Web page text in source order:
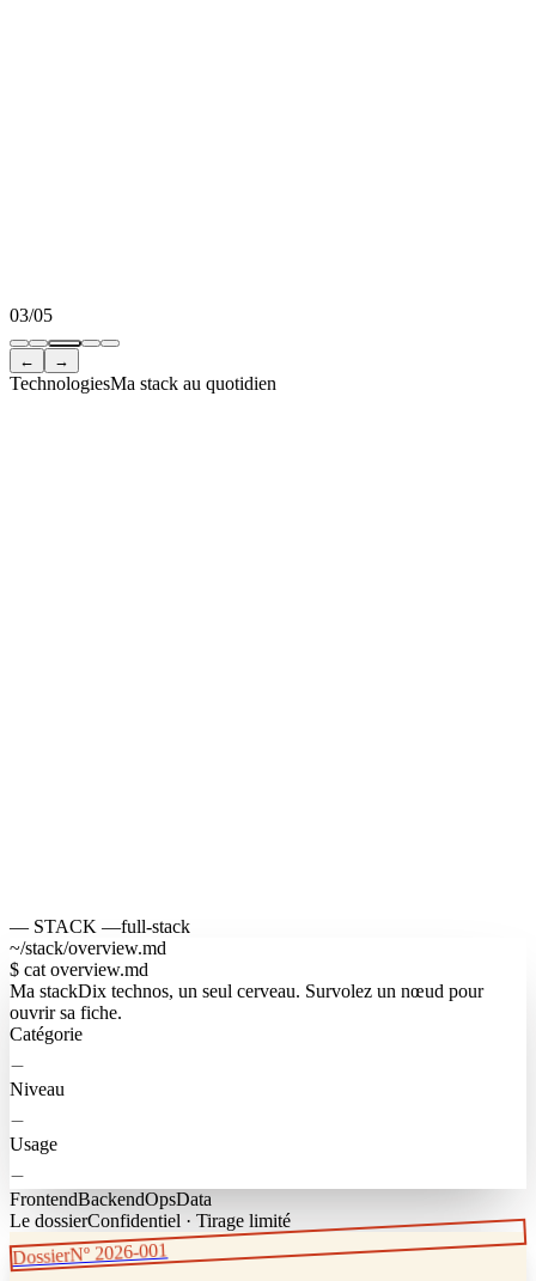
03/05
← →
TechnologiesMa stack au quotidien
— STACK —full-stack
~/stack/overview.md
$ cat overview.md
Ma stackDix technos, un seul cerveau. Survolez un nœud pour
ouvrir sa fiche.
Catégorie
—
Niveau
—
Usage
—
FrontendBackendOpsData
Le dossierConfidentiel · Tirage limité
DossierNº 2026-001